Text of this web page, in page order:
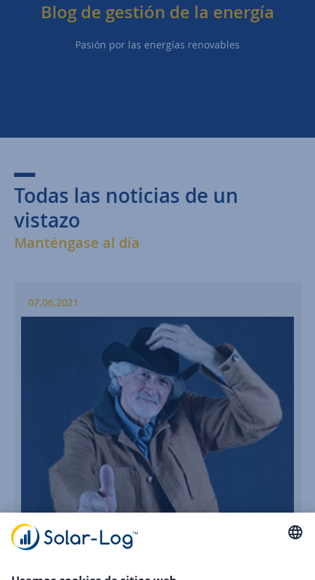
Blog de gestión de la energía
Pasión por las energías renovables
Todas las noticias de un
vistazo
Manténgase al día
07.06.2021
Solare Datensysteme GmbH se convierte